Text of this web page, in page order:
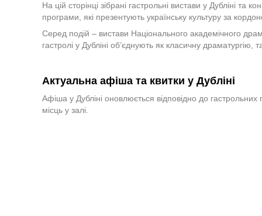
На цій сторінці зібрані гастрольні вистави у Дубліні та
програми, які презентують українську культуру за
Серед подій – вистави Національного академічного
гастролі у Дубліні об’єднують як класичну драматургію,
Актуальна афіша та квитки у Дубліні
Афіша у Дубліні оновлюється відповідно до
місць у залі.